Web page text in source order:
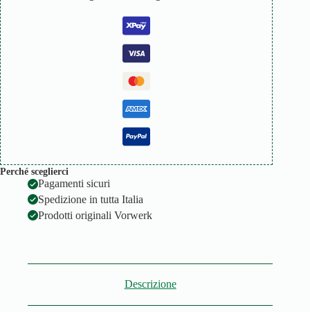
Perché sceglierci
Pagamenti sicuri
Spedizione in tutta Italia
Prodotti originali Vorwerk
Descrizione